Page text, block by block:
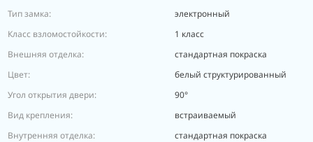
Тип замка:
электронный
Класс взломостойкости:
1 класс
Внешняя отделка:
стандартная покраска
Цвет:
белый структурированный
Угол открытия двери:
90°
Вид крепления:
встраиваемый
Внутренняя отделка:
стандартная покраска